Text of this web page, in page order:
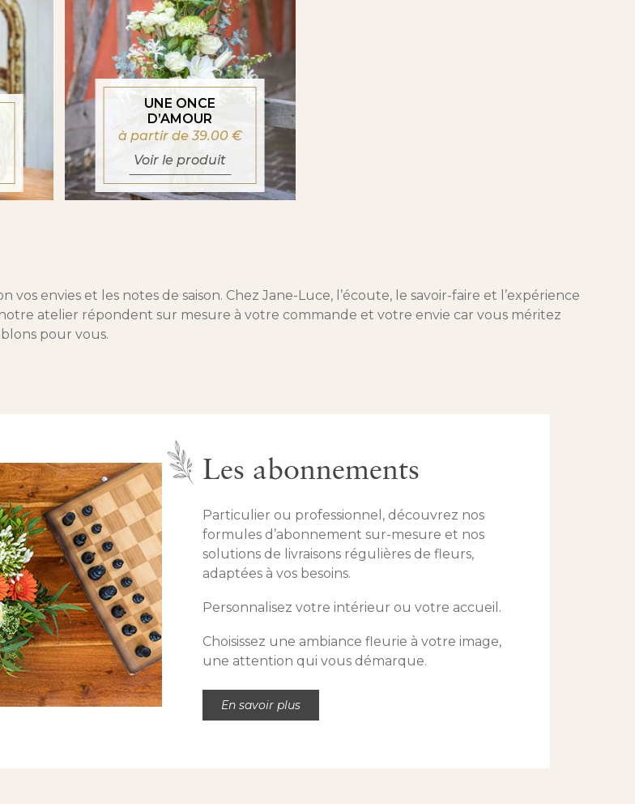
UNE ONCE
D’AMOUR
à partir de 39.00 €
Voir le produit
envies et les notes de saison. Chez Jane-Luce, l’écoute, le savoir-faire et l’expérience
atelier répondent sur mesure à votre commande et votre envie car vous méritez
pour vous.
Les abonnements
Particulier ou professionnel, découvrez nos
formules d’abonnement sur-mesure et nos
solutions de livraisons régulières de fleurs,
adaptées à vos besoins.
Personnalisez votre intérieur ou votre accueil.
Choisissez une ambiance fleurie à votre image,
une attention qui vous démarque.
En savoir plus